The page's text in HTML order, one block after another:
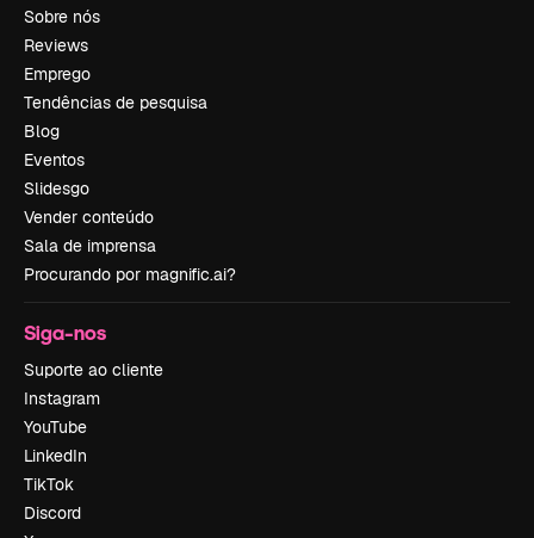
Sobre nós
Reviews
Emprego
Tendências de pesquisa
Blog
Eventos
Slidesgo
Vender conteúdo
Sala de imprensa
Procurando por magnific.ai?
Siga-nos
Suporte ao cliente
Instagram
YouTube
LinkedIn
TikTok
Discord